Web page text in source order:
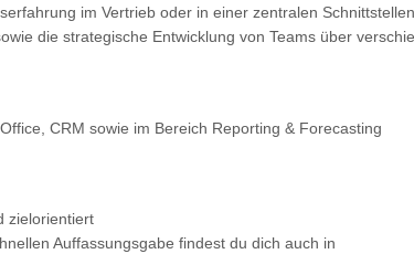
im Vertrieb oder in einer zentralen
die strategische Entwicklung von Teams über
CRM sowie im Bereich Reporting & Forecasting
zielorientiert
Auffassungsgabe findest du dich auch in